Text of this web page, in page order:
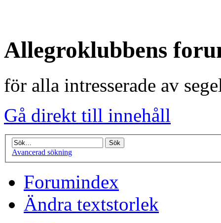
Allegroklubbens
för alla intresserade av
Gå direkt till innehåll
Avancerad sökning
Forumindex
Ändra textstorlek